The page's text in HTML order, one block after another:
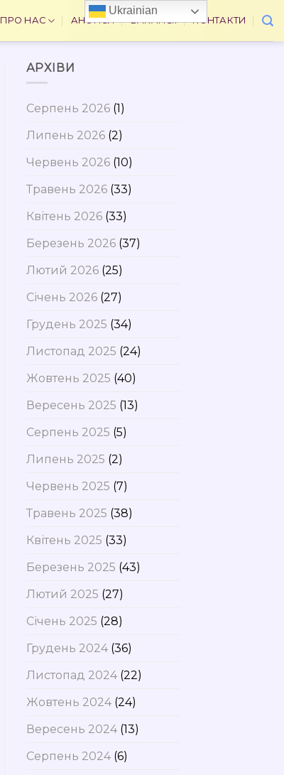
ПРО НАС АНОНСИ ВАКАНСІЇ КОНТАКТИ
АРХІВИ
Серпень 2026(1)
Липень 2026(2)
Червень 2026(10)
Травень 2026(33)
Квітень 2026(33)
Березень 2026(37)
Лютий 2026(25)
Січень 2026(27)
Грудень 2025 (34)
Листопад 2025 (24)
Жовтень 2025 (40)
Вересень 2025 (13)
Серпень 2025 (5)
Липень 2025 (2)
Червень 2025 (7)
Травень 2025 (38)
Квітень 2025 (33)
Березень 2025 (43)
Лютий 2025 (27)
Січень 2025 (28)
Грудень 2024(36)
Листопад 2024(22)
Жовтень 2024(24)
Вересень 2024(13)
Серпень 2024(6)
Ukrainian